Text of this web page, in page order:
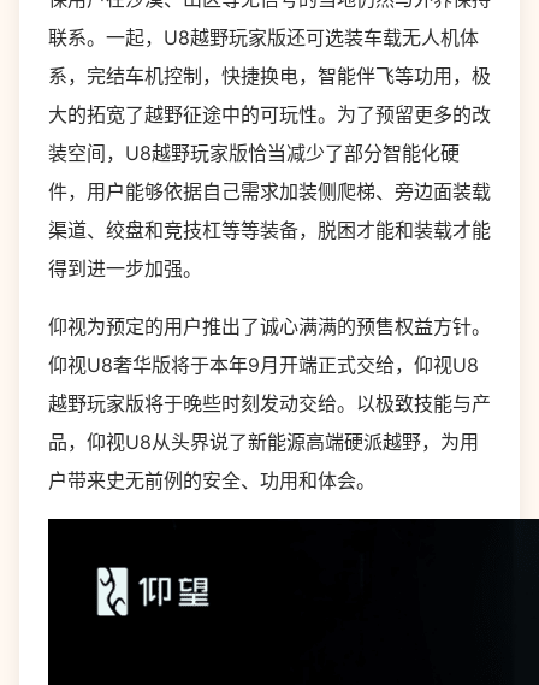
联系。一起，U8越野玩家版还可选装车载无人机体
系，完结车机控制，快捷换电，智能伴飞等功用，极
大的拓宽了越野征途中的可玩性。为了预留更多的改
装空间，U8越野玩家版恰当减少了部分智能化硬
件，用户能够依据自己需求加装侧爬梯、旁边面装载
渠道、绞盘和竞技杠等等装备，脱困才能和装载才能
得到进一步加强。
仰视为预定的用户推出了诚心满满的预售权益方针。
仰视U8奢华版将于本年9月开端正式交给，仰视U8
越野玩家版将于晚些时刻发动交给。以极致技能与产
品，仰视U8从头界说了新能源高端硬派越野，为用
户带来史无前例的安全、功用和体会。